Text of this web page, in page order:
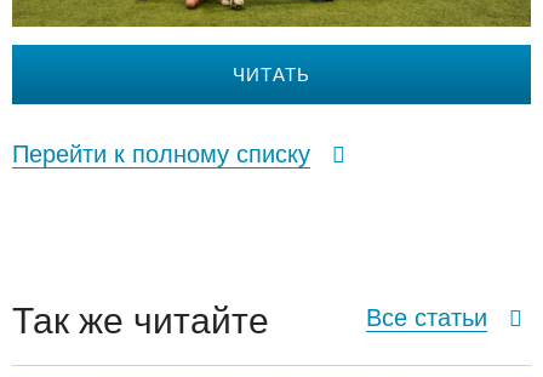
ЧИТАТЬ
Перейти к полному списку
Так же читайте Все статьи